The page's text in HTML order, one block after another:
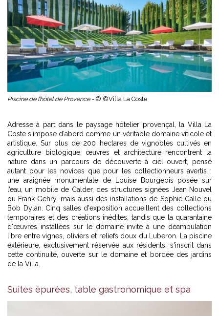
Piscine de l’hôtel de Provence - © ©Villa La Coste
Adresse à part dans le paysage hôtelier provençal, la Villa La
Coste s'impose d'abord comme un véritable domaine viticole et
artistique. Sur plus de 200 hectares de vignobles cultivés en
agriculture biologique, œuvres et architecture rencontrent la
nature dans un parcours de découverte à ciel ouvert, pensé
autant pour les novices que pour les collectionneurs avertis :
une araignée monumentale de Louise Bourgeois posée sur
l’eau, un mobile de Calder, des structures signées Jean Nouvel
ou Frank Gehry, mais aussi des installations de Sophie Calle ou
Bob Dylan. Cinq salles d'exposition accueillent des collections
temporaires et des créations inédites, tandis que la quarantaine
d'œuvres installées sur le domaine invite à une déambulation
libre entre vignes, oliviers et reliefs doux du Luberon. La piscine
extérieure, exclusivement réservée aux résidents, s'inscrit dans
cette continuité, ouverte sur le domaine et bordée des jardins
de la Villa.
Suites épurées, table gastronomique et spa